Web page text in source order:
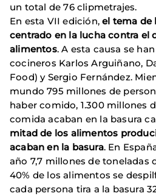
un total de 76 clipmetrajes.
En esta VII edición,el tema de
centrado en la lucha contra el
alimentos. A esta causa se
cocineros Karlos Arguiñano,
Food) y Sergio Fernández.
mundo 795 millones de
haber comido, 1.300 millones
comida acaban en la basura
mitad de los alimentos
acaban en la basura. En
año 7,7 millones de toneladas
40% de los alimentos se
cada persona tira a la basura